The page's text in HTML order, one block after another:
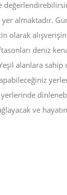
almaktadır.
olarak
deniz
alanlara
ve
Ayakkabı
Yastıklama,